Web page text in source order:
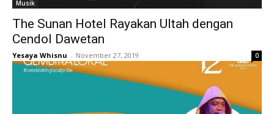
Musik
The Sunan Hotel Rayakan Ultah dengan
Cendol Dawetan
Yesaya Whisnu - November 27, 2019 0